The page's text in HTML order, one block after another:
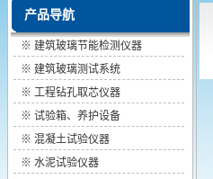
产品导航
※ 建筑玻璃节能检测仪器
※ 建筑玻璃测试系统
※ 工程钻孔取芯仪器
※ 试验箱、养护设备
※ 混凝土试验仪器
※ 水泥试验仪器